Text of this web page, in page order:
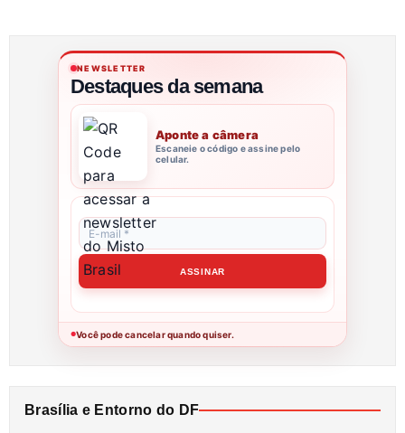
NEWSLETTER
Destaques da semana
Aponte a câmera
Escaneie o código e assine pelo
celular.
●Você pode cancelar quando quiser.
Brasília e Entorno do DF